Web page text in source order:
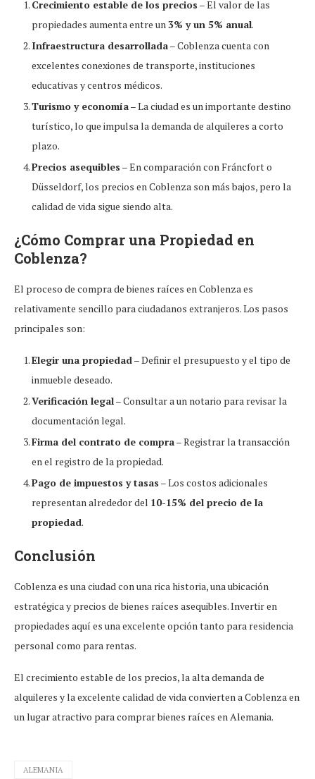
Crecimiento estable de los precios – El valor de las
propiedades aumenta entre un3% y un 5% anual.
Infraestructura desarrollada– Coblenza cuenta con
excelentes conexiones de transporte, instituciones
educativas y centros médicos.
Turismo y economía– La ciudad es un importante destino
turístico, lo que impulsa la demanda de alquileres a corto
plazo.
Precios asequibles – En comparación con Fráncfort o
Düsseldorf, los precios en Coblenza son más bajos, pero la
calidad de vida sigue siendo alta.
¿Cómo Comprar una Propiedad en
Coblenza?
El proceso de compra de bienes raíces en Coblenza es
relativamente sencillo para ciudadanos extranjeros. Los pasos
principales son:
Elegir una propiedad– Definir el presupuesto y el tipo de
inmueble deseado.
Verificación legal– Consultar a un notario para revisar la
documentación legal.
Firma del contrato de compra– Registrar la transacción
en el registro de la propiedad.
Pago de impuestos y tasas – Los costos adicionales
representan alrededor del 10-15% del precio de la
propiedad.
Conclusión
Coblenza es una ciudad con una rica historia, una ubicación
estratégica y precios de bienes raíces asequibles. Invertir en
propiedades aquí es una excelente opción tanto para residencia
personal como para rentas.
El crecimiento estable de los precios, la alta demanda de
alquileres y la excelente calidad de vida convierten a Coblenza en
un lugar atractivo para comprar bienes raíces en Alemania.
ALEMANIA